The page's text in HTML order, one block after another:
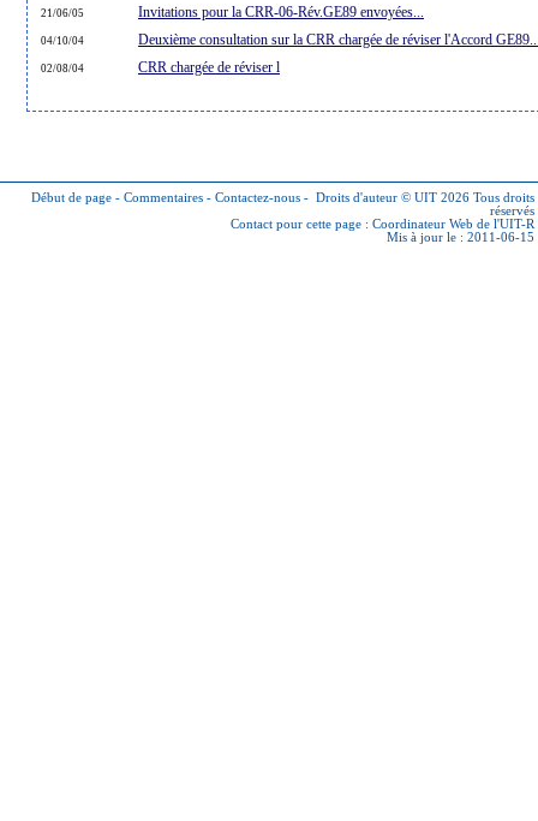
21/06/05 Invitations pour la CRR-06-Rév.GE89 envoyées...
04/10/04 Deuxième consultation sur la CRR chargée de réviser l'Accord
02/08/04 CRR chargée de réviser l
Début de page - Commentaires - Contactez-nous - Droits d'auteur © UIT 2026 Tous droits
réservés
Contact pour cette page : Coordinateur Web de l'UIT-R
Mis à jour le : 2011-06-15